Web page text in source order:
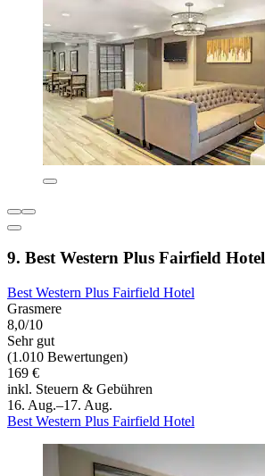
9. Best Western Plus Fairfield Hotel
Best Western Plus Fairfield Hotel
Grasmere
8,0/10
Sehr gut
(1.010 Bewertungen)
169 €
inkl. Steuern & Gebühren
16. Aug.–17. Aug.
Best Western Plus Fairfield Hotel